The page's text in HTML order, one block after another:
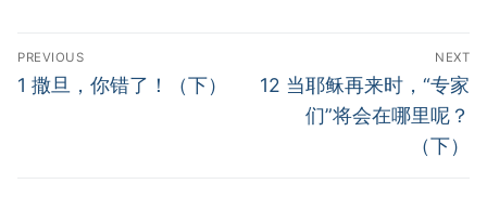
Post
navigation
PREVIOUS
Previous
1 撒旦，你错了！（下）
NEXT
Next
12 当耶稣再来时，“专家
们”将会在哪里呢？
（下）